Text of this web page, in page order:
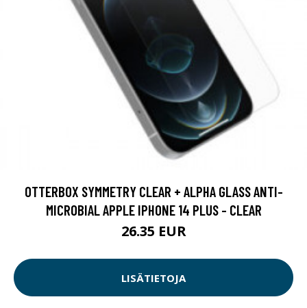
OTTERBOX SYMMETRY CLEAR + ALPHA GLASS ANTI-
MICROBIAL APPLE IPHONE 14 PLUS - CLEAR
26.35 EUR
LISÄTIETOJA